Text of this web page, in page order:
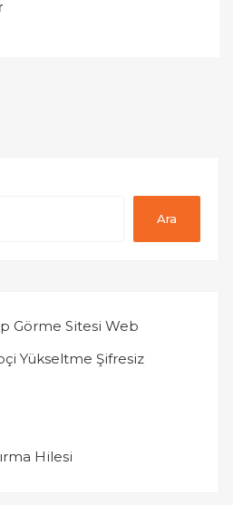
Ara
Görme Sitesi Web
Yükseltme Şifresiz
Hilesi